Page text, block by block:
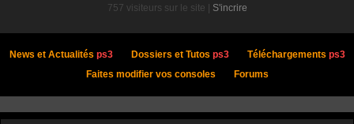
757 visiteurs sur le site | S'incrire
News et Actualités ps3 Dossiers et Tutos ps3 Téléchargements ps3
Faites modifier vos consoles
Forums